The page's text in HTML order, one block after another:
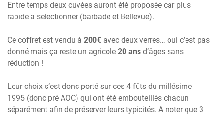
Entre temps deux cuvées auront été proposée car plus
rapide à sélectionner (barbade et Bellevue).
Ce coffret est vendu à 200€ avec deux verres… oui c’est pas
donné mais ça reste un agricole 20 ans d’âges sans
réduction !
Leur choix s’est donc porté sur ces 4 fûts du millésime
1995 (donc pré AOC) qui ont été embouteillés chacun
séparément afin de préserver leurs typicités. A noter que 3